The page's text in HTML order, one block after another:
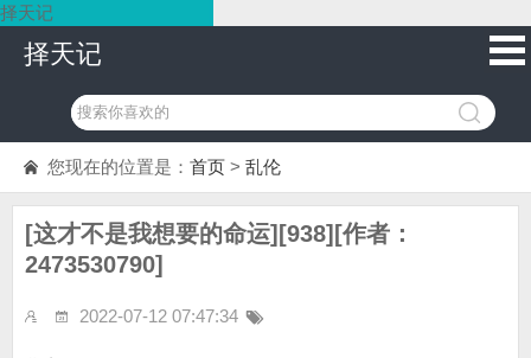
择天记
择天记
您现在的位置是： 首页 > 乱伦
[这才不是我想要的命运][938][作者：
2473530790]
2022-07-12 07:47:34